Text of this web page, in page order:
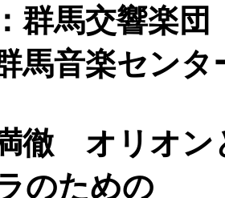
群馬交響楽団
馬音楽センタ
徹 オリオン
のための